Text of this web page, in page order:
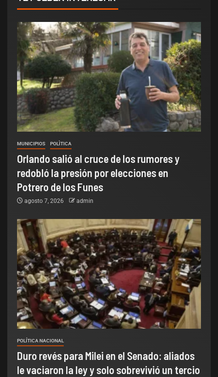
MUNICIPIOS POLÌTICA
Orlando salió al cruce de los rumores y
redobló la presión por elecciones en
Potrero de los Funes
agosto 7, 2026 admin
POLÍTICA NACIONAL
Duro revés para Milei en el Senado: aliados
le vaciaron la ley y solo sobrevivió un tercio